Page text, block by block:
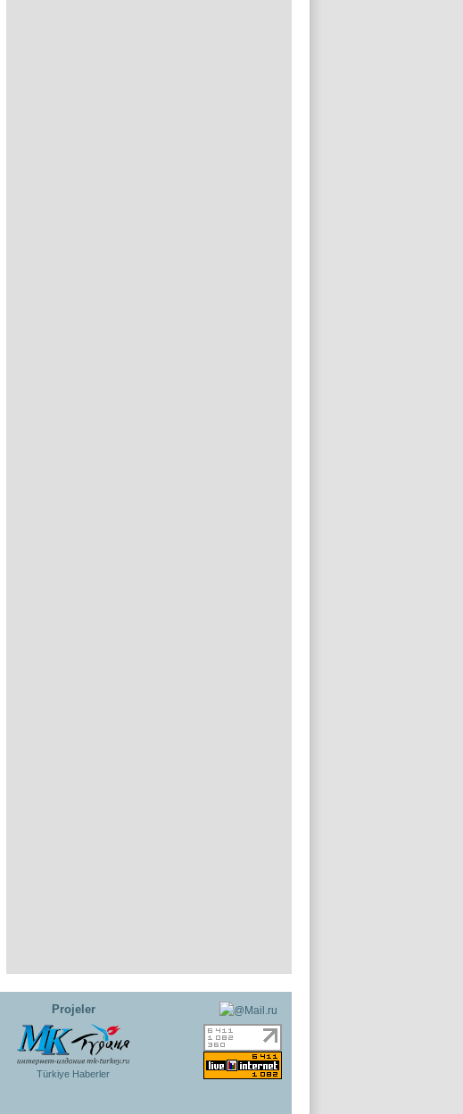
Projeler
Türkiye Haberler